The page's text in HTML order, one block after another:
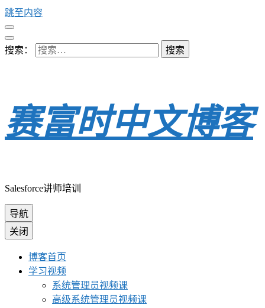
跳至内容
搜索：
赛富时中文博客
Salesforce讲师培训
导航
关闭
博客首页
学习视频
系统管理员视频课
高级系统管理员视频课